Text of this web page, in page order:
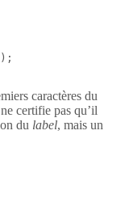
caractères du
certifie pas qu’il
du label, mais un